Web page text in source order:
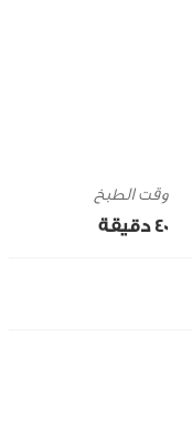
وقت الطبخ
40 ‎دقيقة